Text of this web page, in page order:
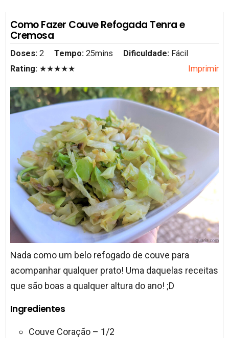
Como Fazer Couve Refogada Tenra e
Cremosa
Doses: 2 Tempo: 25mins Dificuldade: Fácil
Rating: ★★★★★ Imprimir
Nada como um belo refogado de couve para
acompanhar qualquer prato! Uma daquelas receitas
que são boas a qualquer altura do ano! ;D
Ingredientes
Couve Coração – 1/2